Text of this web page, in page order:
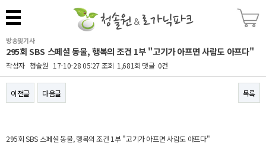
방송및기사
295회 SBS 스페셜 동물, 행복의 조건 1부 "고기가 아프면 사람도 아프다"
작성자 청솔원 17-10-28 05:27조회 1,681회 댓글 0건
이전글 다음글 목록
295회 SBS 스페셜 동물, 행복의 조건 1부 "고기가 아프면 사람도 아프다"